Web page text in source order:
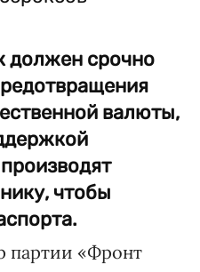
должен срочно
валюты,
чтобы
партии «Фронт